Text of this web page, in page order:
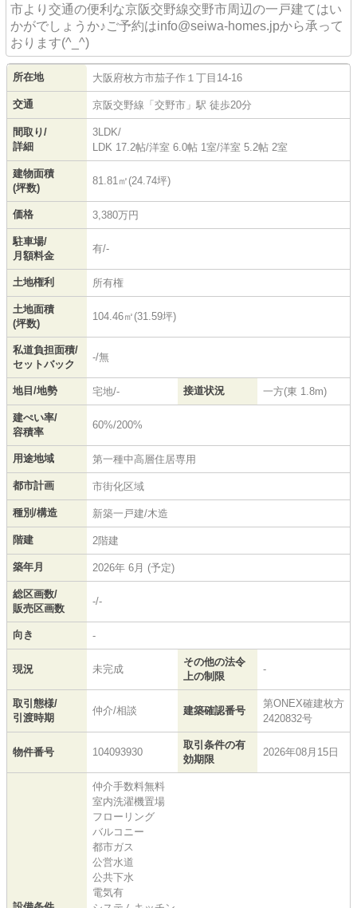
市より交通の便利な京阪交野線交野市周辺の一戸建てはい
かがでしょうか♪ご予約はinfo@seiwa-homes.jpから承って
おります(^_^)
所在地 大阪府枚方市茄子作 １丁目14-16
交通 京阪交野線 「 交野市 」駅 徒歩20分
間取り/
詳細
3LDK/
LDK 17.2帖/洋室 6.0帖 1室/洋室 5.2帖 2室
建物面積
(坪数)
81.81㎡(24.74坪)
価格 3,380万円
駐車場/
月額料金
有/-
土地権利 所有権
土地面積
(坪数)
104.46㎡(31.59坪)
私道負担面積/
セットバック
-/無
地目/地勢 宅地/- 接道状況 一方(東 1.8m)
建ぺい率/
容積率
60%/200%
用途地域 第一種中高層住居専用
都市計画 市街化区域
種別/構造 新築一戸建/木造
階建 2階建
築年月 2026年 6月 (予定)
総区画数/
販売区画数
-/-
向き -
現況 未完成
その他の法令
上の制限
-
取引態様/
引渡時期
仲介/相談 建築確認番号
第ONEX確建枚方
2420832号
物件番号 104093930
取引条件の有
効期限
2026年08月15日
仲介手数料無料
室内洗濯機置場
フローリング
バルコニー
都市ガス
公営水道
公共下水
電気有